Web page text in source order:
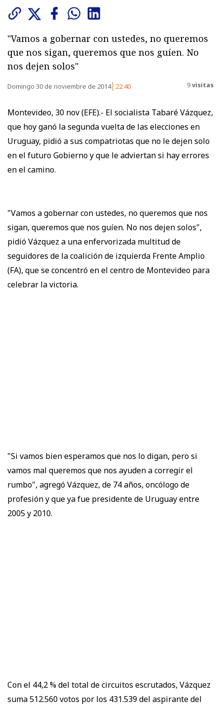
"Vamos a gobernar con ustedes, no queremos
que nos sigan, queremos que nos guíen. No
nos dejen solos"
Domingo 30 de noviembre de 2014 22:40 9visitas
Montevideo, 30 nov (EFE).- El socialista Tabaré Vázquez,
que hoy ganó la segunda vuelta de las elecciones en
Uruguay, pidió a sus compatriotas que no le dejen solo
en el futuro Gobierno y que le adviertan si hay errores
en el camino.
"Vamos a gobernar con ustedes, no queremos que nos
sigan, queremos que nos guíen. No nos dejen solos",
pidió Vázquez a una enfervorizada multitud de
seguidores de la coalición de izquierda Frente Amplio
(FA), que se concentró en el centro de Montevideo para
celebrar la victoria.
"Si vamos bien esperamos que nos lo digan, pero si
vamos mal queremos que nos ayuden a corregir el
rumbo", agregó Vázquez, de 74 años, oncólogo de
profesión y que ya fue presidente de Uruguay entre
2005 y 2010.
Con el 44,2 % del total de circuitos escrutados, Vázquez
suma 512.560 votos por los 431.539 del aspirante del